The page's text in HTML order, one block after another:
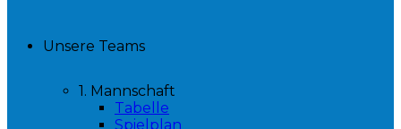
Unsere Teams
1. Mannschaft
Tabelle
Spielplan